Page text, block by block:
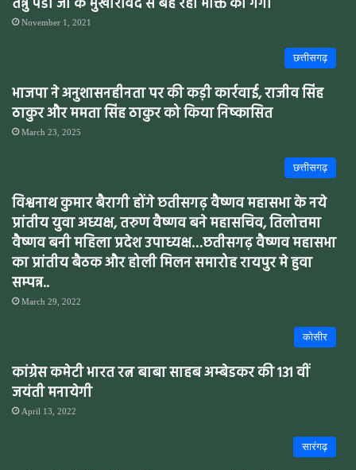
November 1, 2021
छत्तीसगढ़
भाजपा ने अनुशासनहीनता पर की कड़ी कार्रवाई, राजीव सिंह
ठाकुर और ममता सिंह ठाकुर को किया निष्कासित
March 23, 2025
छत्तीसगढ़
विश्वनाथ कुमार बैरागी होंगे छतीसगढ़ वैष्णव महासभा के नये
प्रांतीय युवा अध्यक्ष, तरुण वैष्णव बने महासचिव, तिलोत्तमा
वैष्णव बनी महिला प्रदेश उपाध्यक्ष…छतीसगढ़ वैष्णव महासभा
का प्रांतीय बैठक और होली मिलन समारोह रायपुर मे हुवा
सम्पन्न..
March 29, 2022
कोसीर
कांग्रेस कमेटी भारत रत्न बाबा साहब अम्बेडकर की 131 वीं
जयंती मनायेगी
April 13, 2022
सारंगढ़